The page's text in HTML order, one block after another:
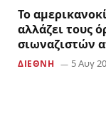
Το
αλλάζει τους
σιωναζιστών
ΔΙΕΘΝΗ 5 Αυγ